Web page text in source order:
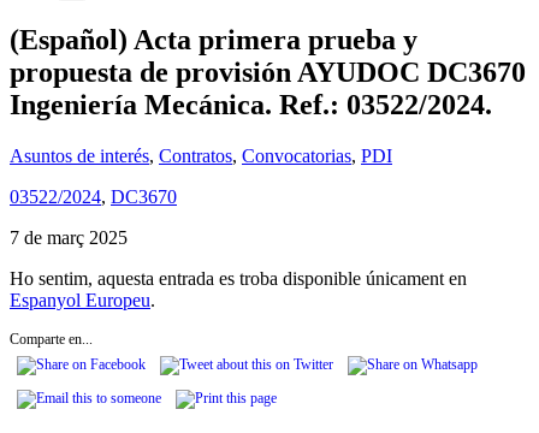
(Español) Acta primera prueba y
propuesta de provisión AYUDOC DC3670
Ingeniería Mecánica. Ref.: 03522/2024.
Asuntos de interés, Contratos, Convocatorias, PDI
03522/2024, DC3670
7 de març 2025
Ho sentim, aquesta entrada es troba disponible únicament en
Espanyol Europeu.
Comparte en...